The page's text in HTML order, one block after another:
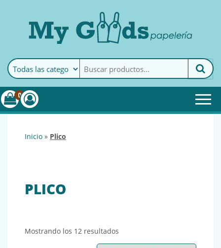
MyGoods · PapeleríaMy Goods es tu papelería
online de confianza. Podrás
encontrar todo lo necesario
0
inicio » plico
PLICO
Mostrando los 12 resultados